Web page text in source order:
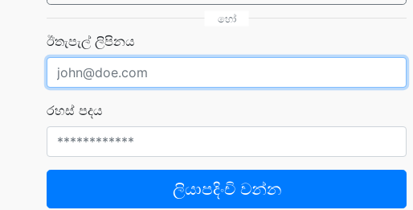
හෝ
ඊතැපැල් ලිපිනය
රහස් පදය
ලියාපදිංචි වන්න